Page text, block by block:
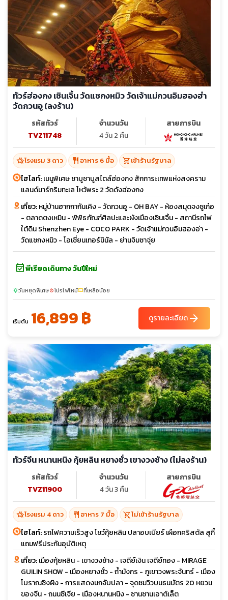
ทัวร์ฮ่องกง เซินเจิ้น วัดแชกงหมิว วัดเจ้าแม่กวนอิมฮองฮำ
วัดกวนอู (ลงร้าน)
รหัสทัวร์
TVZ11748
จำนวนวัน
4 วัน 2 คืน
สายการบิน
hotel_classโรงแรม 3 ดาว restaurant อาหาร 6 มื้อ shopping_cartเข้าร้านรัฐบาล
ไฮไลท์:เมนูพิเศษ ชาบูชาบูสไตล์ฮ่องกง สักการะเทพแห่งสงคราม
แลนด์มาร์กริมทะเล ไหว้พระ 2 วัดดังฮ่องกง
เที่ยว:หมู่บ้านฮากกากันเคิง - วัดกวนอู - OH BAY - ห้องสมุดจงซูเก๋อ
- ตลาดตงเหมิน - พิพิธภัณฑ์ศิลปะและผังเมืองเซินเจิ้น - สถานีรถไฟ
ใต้ดิน Shenzhen Eye - COCO PARK - วัดเจ้าแม่กวนอิมฮองอ่า -
วัดแชกงหมิว - โอเชี่ยนเทอร์มินัล - ย่านจิมซาจุ่ย
event_availableพีเรียดเดินทาง วันปีใหม่
sunnyวันหยุดพิเศษlocal_fire_departmentโปรไฟไหม้confirmation_numberที่เหลือน้อย
เริ่มต้น 16,899 ฿ ดูรายละเอียดarrow_forward
ทัวร์จีน หนานหนิง กุ้ยหลิน หยางซั่ว เขางวงช้าง (ไม่ลงร้าน)
รหัสทัวร์
TVZ11900
จำนวนวัน
4 วัน 3 คืน
สายการบิน
hotel_classโรงแรม 4 ดาว restaurant อาหาร 7 มื้อ shopping_cart_offไม่เข้าร้านรัฐบาล
ไฮไลท์:รถไฟความเร็วสูง โชว์กุ้ยหลิน ปลาอบเบียร์ เผือกคริสตัล สุกี้
แถมฟรีประกันอุบัติเหตุ
เที่ยว:เมืองกุ้ยหลิน - เขางวงช้าง - เจดีย์เงิน เจดีย์ทอง - MIRAGE
GUILIN SHOW - เมืองหยางชั่ว - ถ้ำมังกร - ภูเขาวงพระจันทร์ - เมือง
โบราณซิงผิง - การแสดงนกจับปลา - จุดชมวิวบนธนบัตร 20 หยวน
ของจีน - ถนนซีเจีย - เมืองหนานหนิง - ซานซานเอาต์เล็ต